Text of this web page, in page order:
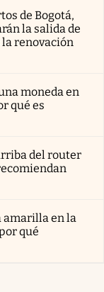
de Bogotá,
la salida de
renovación
moneda en
qué es
del router
amarilla en la
qué